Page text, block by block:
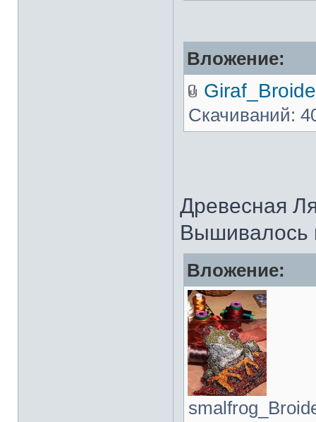
Вложение:
Скачиваний:
Древесная
Вышивалось
Вложение: